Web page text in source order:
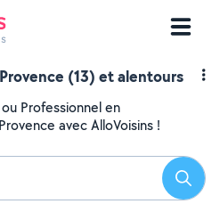
(13) et alentours
Professionnel en
avec AlloVoisins !